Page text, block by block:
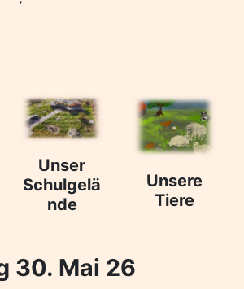
Unser
Schulgelä
nde
Unsere
Tiere
30. Mai 26